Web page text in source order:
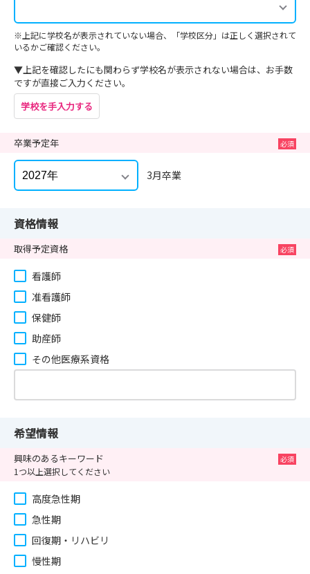
※上記に学校名が表示されていない場合、「学校区分」は正しく選択されて
いるかご確認ください。
▼上記を確認したにも関わらず学校名が表示されない場合は、お手数
ですが直接ご入力ください。
学校を手入力する
卒業予定年
3月卒業
資格情報
取得予定資格
看護師
准看護師
保健師
助産師
その他医療系資格
希望情報
興味のあるキーワード
1つ以上選択してください
高度急性期
急性期
回復期・リハビリ
慢性期